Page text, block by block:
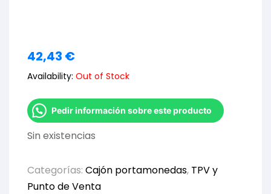
42,43 €
Availability: Out of Stock
Pedir información sobre este producto
Sin existencias
Categorías: Cajón portamonedas, TPV y
Punto de Venta